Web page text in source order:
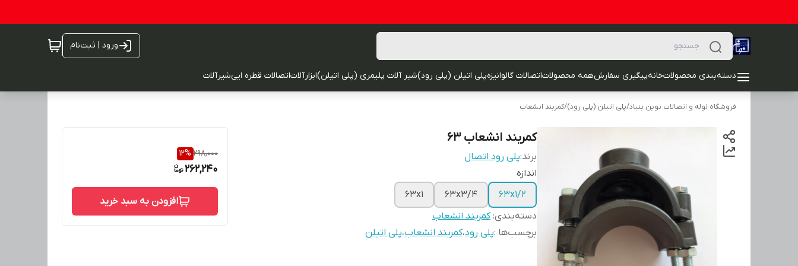
ورود | ثبت‌نام
دسته‌بندی محصولاتخانهپیگیری سفارشهمه محصولاتاتصالات گالوانیزهپلی اتیلن (پلی رود)شیر آلات پلیمری (پلی اتیلن)ابزارآلاتاتصالات قطره اییشیرآلات
فروشگاه لوله و اتصالات نوین بنیاد/پلی اتیلن (پلی رود)/کمربند انشعاب
کمربند انشعاب 63
برند:پلی رود اتصال
اندازه
63x1/2
63x3/4
63x1
دسته‌بندی:کمربند انشعاب
برچسب‌ها :پلی رود،کمربند انشعاب،پلی اتیلن
298,000
12%
262,240
افزودن به سبد خرید